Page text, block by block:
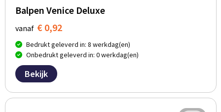
Balpen Venice Deluxe
vanaf € 0,92
Bedrukt geleverd in: 8 werkdag(en)
Onbedrukt geleverd in: 0 werkdag(en)
Bekijk